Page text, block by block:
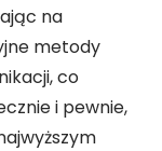
na
metody
co
i pewnie,